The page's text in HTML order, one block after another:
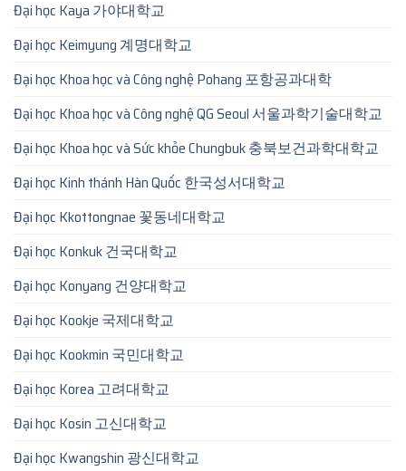
Đại học Kaya 가야대학교
Đại học Keimyung 계명대학교
Đại học Khoa học và Công nghệ Pohang 포항공과대학
Đại học Khoa học và Công nghệ QG Seoul 서울과학기술대학교
Đại học Khoa học và Sức khỏe Chungbuk 충북보건과학대학교
Đại học Kinh thánh Hàn Quốc 한국성서대학교
Đại học Kkottongnae 꽃동네대학교
Đại học Konkuk 건국대학교
Đại học Konyang 건양대학교
Đại học Kookje 국제대학교
Đại học Kookmin 국민대학교
Đại học Korea 고려대학교
Đại học Kosin 고신대학교
Đại học Kwangshin 광신대학교